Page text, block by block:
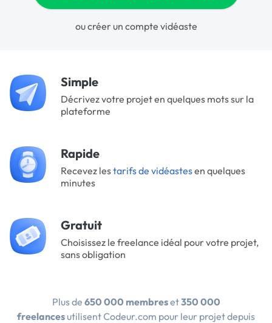
oucréer un compte vidéaste
Simple
Décrivez votre projet en quelques mots sur la
plateforme
Rapide
Recevez lestarifs de vidéastesen quelques
minutes
Gratuit
Choisissez le freelance idéal pour votre projet,
sans obligation
Plus de 650 000 membreset350 000
freelances utilisent Codeur.com pour leur projet depuis